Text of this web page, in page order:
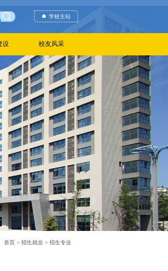
学校主站
设 校友风采
首页 招生就业 招生专业